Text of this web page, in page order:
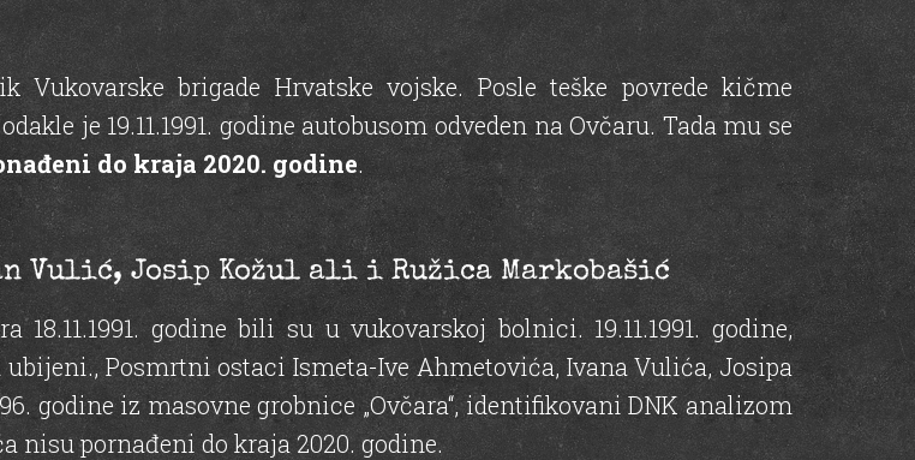
brigade Hrvatske vojske. Posle teške povrede kičme
je 19.11.1991. godine autobusom odveden na Ovčaru. Tada mu se
do kraja 2020. godine.
Vulić, Josip Kožul ali i Ružica Markobašić
godine bili su u vukovarskoj bolnici. 19.11.1991. godine,
Posmrtni ostaci Ismeta-Ive Ahmetovića, Ivana Vulića, Josipa
godine iz masovne grobnice „Ovčara“, identifikovani DNK analizom
nisu pornađeni do kraja 2020. godine.